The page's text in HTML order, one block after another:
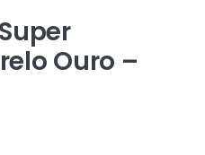
Ouro –